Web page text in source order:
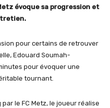
évoque sa progression et
pour certains de retrouver
Edouard Soumah-
pour évoquer une
tournant.
le FC Metz, le joueur réalise